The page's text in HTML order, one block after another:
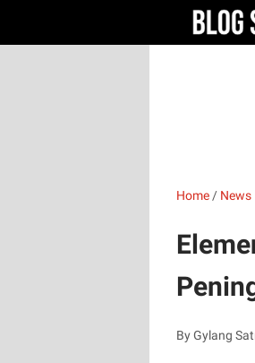
Home / News
By Gylang